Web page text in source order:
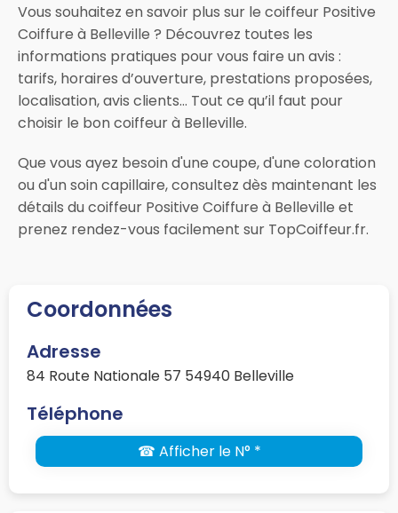
Vous souhaitez en savoir plus sur le coiffeur Positive
Coiffure à Belleville ? Découvrez toutes les
informations pratiques pour vous faire un avis :
tarifs, horaires d’ouverture, prestations proposées,
localisation, avis clients… Tout ce qu’il faut pour
choisir le bon coiffeur à Belleville.
Que vous ayez besoin d'une coupe, d'une coloration
ou d'un soin capillaire, consultez dès maintenant les
détails du coiffeur Positive Coiffure à Belleville et
prenez rendez-vous facilement sur TopCoiffeur.fr.
Coordonnées
Adresse
84 Route Nationale 57 54940 Belleville
Téléphone
☎ Afficher le N° *